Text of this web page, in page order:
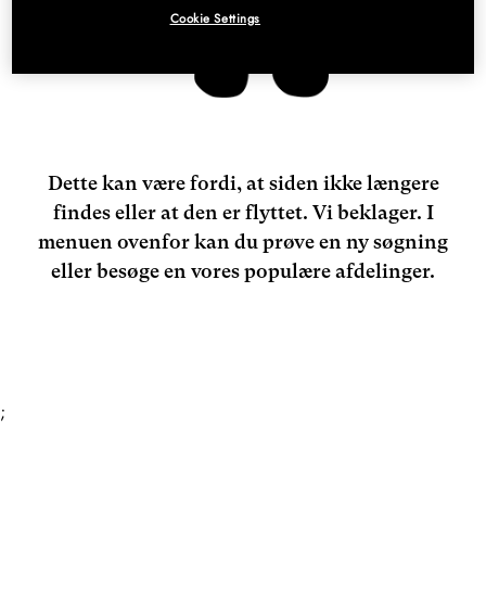
Dette kan være fordi, at siden ikke længere
findes eller at den er flyttet. Vi beklager. I
menuen ovenfor kan du prøve en ny søgning
eller besøge en vores populære afdelinger.
;
Cookie Settings